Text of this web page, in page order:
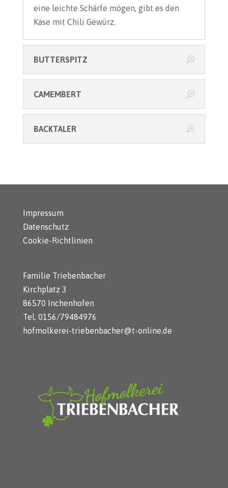
eine leichte Schärfe mögen, gibt es den
Käse mit Chili Gewürz.
BUTTERSPITZ
CAMEMBERT
BACKTALER
Impressum
Datenschutz
Cookie-Richtlinien
Familie Triebenbacher
Kirchplatz 3
86570 Inchenhofen
Tel. 0156/79484976
hofmolkerei-triebenbacher@t-online.de